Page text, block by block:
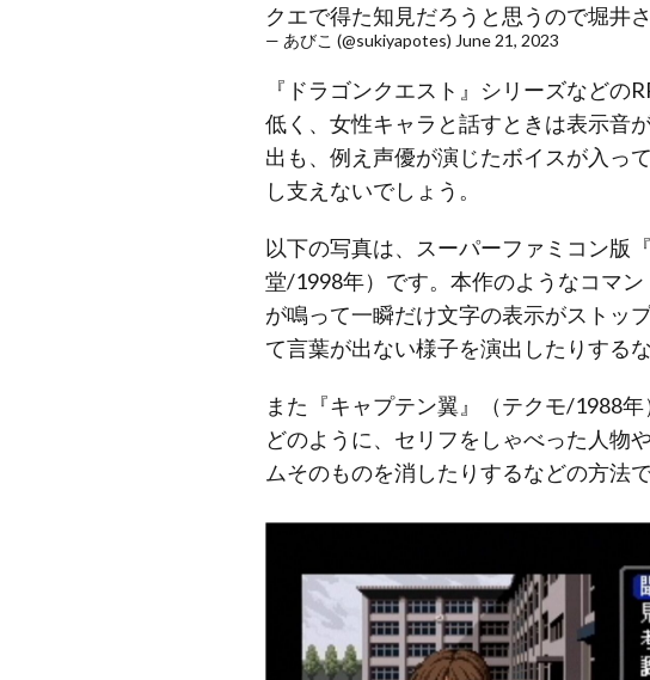
クエで得た知見だろうと思うので堀井
— あびこ (@sukiyapotes) June 21, 2023
『ドラゴンクエスト』シリーズなど
低く、女性キャラと話すときは表示音
出も、例え声優が演じたボイスが入っ
し支えないでしょう。
以下の写真は、スーパーファミコン版
堂/1998年）です。本作のようなコマ
が鳴って一瞬だけ文字の表示がストッ
て言葉が出ない様子を演出したりする
また『キャプテン翼』（テクモ/1988
どのように、セリフをしゃべった人物
ムそのものを消したりするなどの方法